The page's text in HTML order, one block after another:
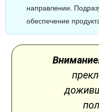
направлении.
обеспечение